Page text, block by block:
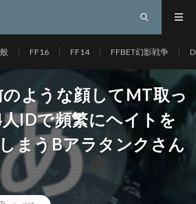
FF16 FF14 FFBET幻影戦争
ような顔してMT取っ
IDで頻繁にヘイトを
まうBアラタンクさん